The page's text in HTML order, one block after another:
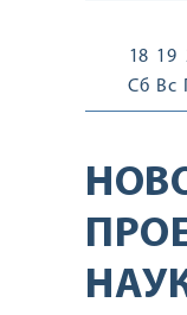
18
Сб
19
Вс